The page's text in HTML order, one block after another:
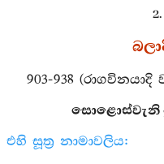
903-938
සොළොස්වැනි
එහි සූත්‍ර නාමාවලිය: